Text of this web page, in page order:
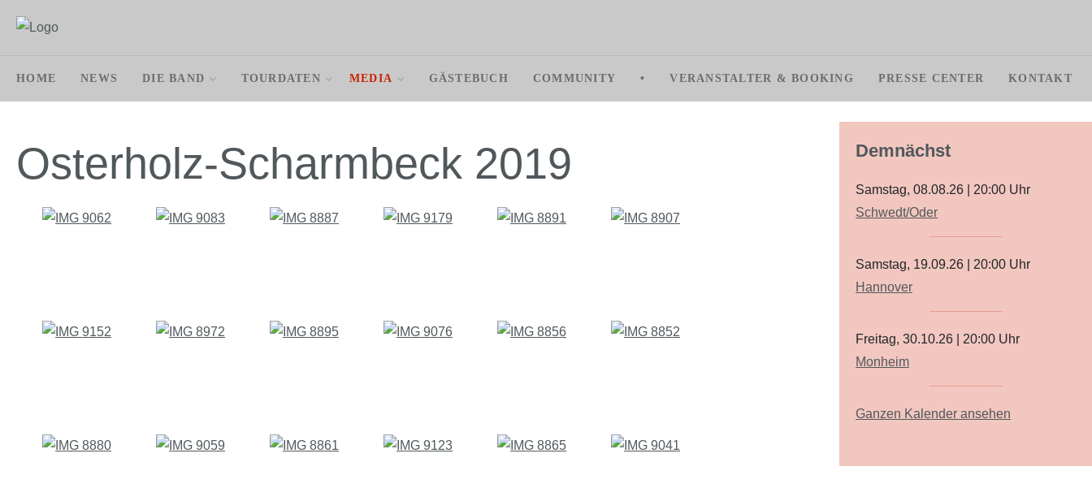
HOME NEWS DIE BAND TOURDATEN MEDIA GÄSTEBUCH COMMUNITY • VERANSTALTER & BOOKING PRESSE CENTER KONTAKT
Demnächst
Samstag, 08.08.26 20:00 Uhr
Schwedt/Oder
Samstag, 19.09.26 20:00 Uhr
Hannover
Freitag, 30.10.26 20:00 Uhr
Monheim
Ganzen Kalender ansehen
Osterholz-Scharmbeck 2019